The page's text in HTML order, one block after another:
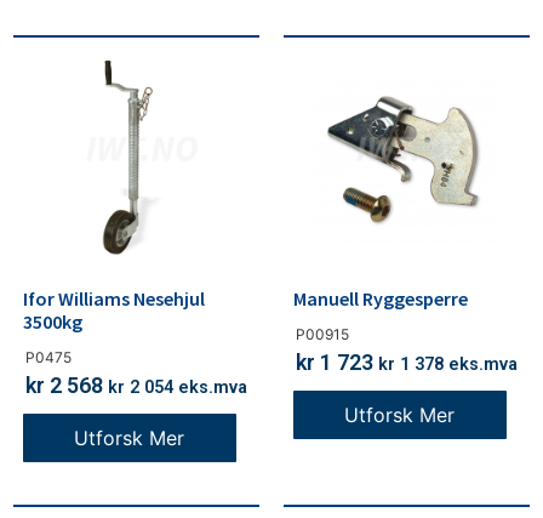
P0475
Ifor Williams Nesehjul
3500kg
kr 2 568 kr 2 054 eks.mva
Utforsk Mer
P00915
Manuell Ryggesperre
kr 1 723 kr 1 378 eks.mva
Utforsk Mer